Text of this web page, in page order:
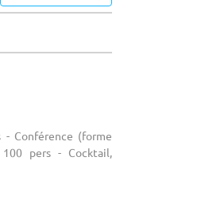
- Conférence (forme
pers - Cocktail,